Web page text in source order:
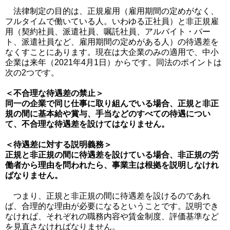
法律制定の目的は、正規雇用（雇用期間の定めがなく、
フルタイムで働いている人。いわゆる正社員）と非正規雇
用（契約社員、派遣社員、嘱託社員、アルバイト・パー
ト、派遣社員など、雇用期間の定めがある人）の待遇差を
なくすことにあります。現在は大企業のみの適用で、中小
企業は来年（2021年4月1日）からです。同法のポイントは
次の2つです。
＜不合理な待遇差の禁止＞
同一の企業で同じ仕事に取り組んでいる場合、正規と非正
規の間に基本給や賞与、手当などのすべての待遇につい
て、不合理な待遇差を設けてはなりません。
＜待遇差に対する説明義務＞
正規と非正規の間に待遇差を設けている場合、非正規の労
働者から理由を問われたら、事業主は根拠を説明しなけれ
ばなりません。
つまり、正規と非正規の間に待遇差を設けるのであれ
ば、合理的な理由が必要になるということです。説明でき
なければ、それぞれの職務内容や賃金制度、評価基準など
を見直さなければなりません。